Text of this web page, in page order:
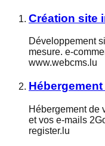
Création site
Développement
mesure. e-
www.webcms.lu
Hébergement de
et vos e-mails
register.lu